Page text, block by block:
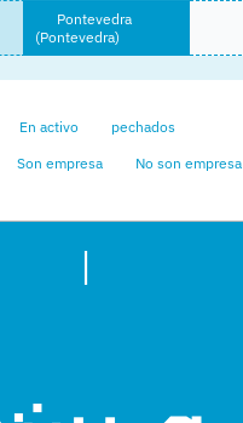
Pontevedra
(Pontevedra)
En activo
pechados
Son empresa No son empresa
|